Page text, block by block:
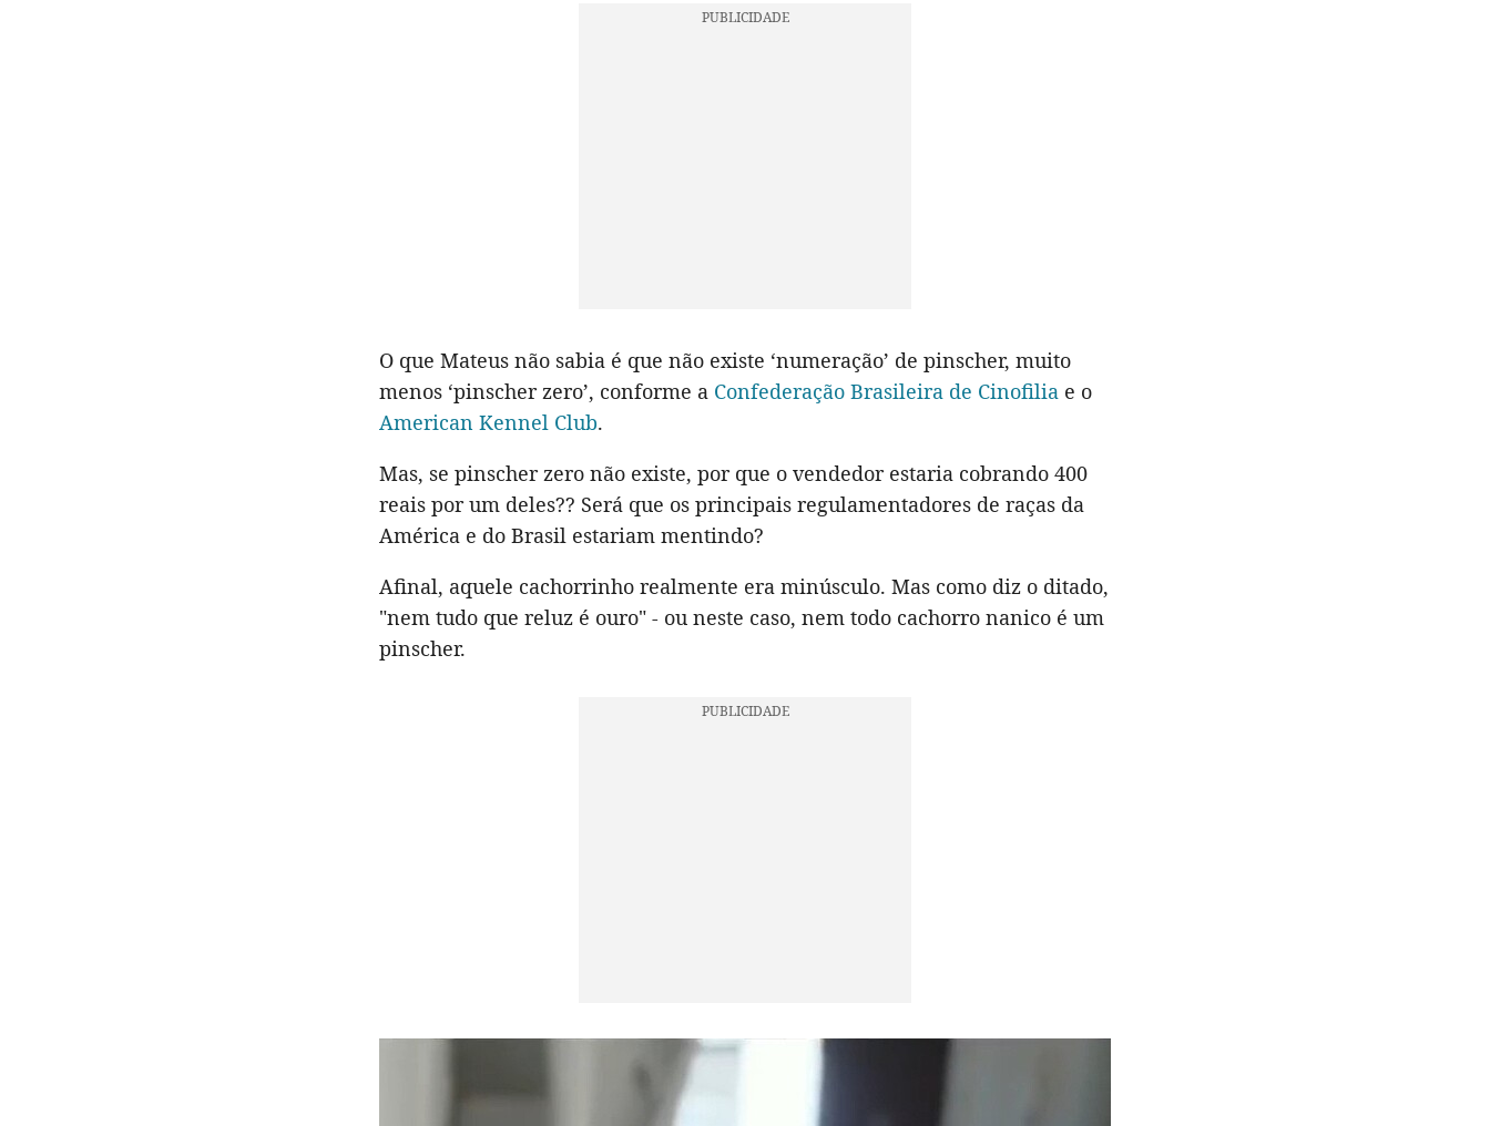
O que Mateus não sabia é que não existe ‘numeração’ de pinscher, muito
menos ‘pinscher zero’, conforme a Confederação Brasileira de Cinofilia e o
American Kennel Club.
Mas, se pinscher zero não existe, por que o vendedor estaria cobrando 400
reais por um deles?? Será que os principais regulamentadores de raças da
América e do Brasil estariam mentindo?
Afinal, aquele cachorrinho realmente era minúsculo. Mas como diz o ditado,
"nem tudo que reluz é ouro" - ou neste caso, nem todo cachorro nanico é um
pinscher.